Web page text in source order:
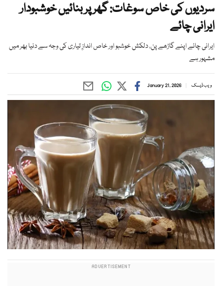
سردیوں کی خاص سوغات: گھر پر بنائیں خوشبودار
ایرانی چائے
ایرانی چائے اپنے گاڑھے پن، دلکش خوشبو اور خاص اندازِ تیاری کی وجہ سے دنیا بھر میں
مشہور ہے
ویب ڈیسک January 21, 2026